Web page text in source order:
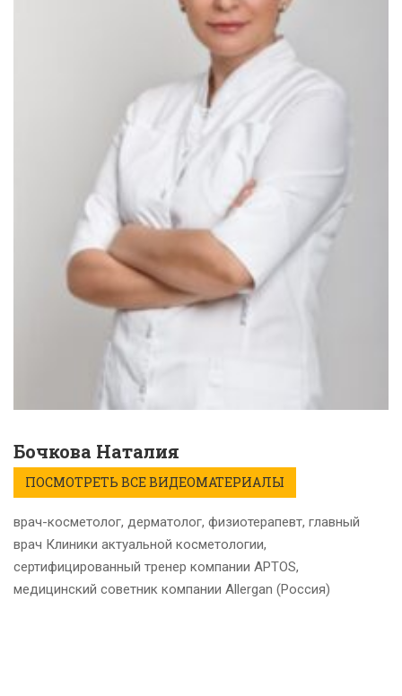
Бочкова Наталия
ПОСМОТРЕТЬ ВСЕ ВИДЕОМАТЕРИАЛЫ
врач-косметолог, дерматолог, физиотерапевт, главный
врач Клиники актуальной косметологии,
сертифицированный тренер компании APTOS,
медицинский советник компании Allergan (Россия)